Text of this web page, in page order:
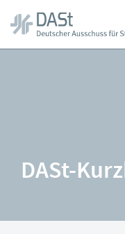
DASt-